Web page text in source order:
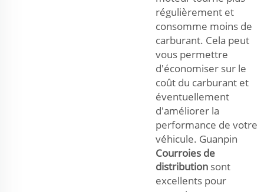
régulièrement et
consomme moins de
carburant. Cela peut
vous permettre
d'économiser sur le
coût du carburant et
éventuellement
d'améliorer la
performance de votre
véhicule. Guanpin
Courroies de
distribution sont
excellents pour